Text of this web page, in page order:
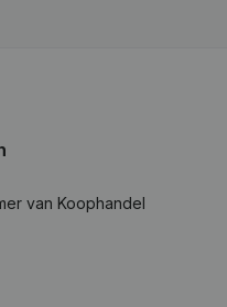
van Koophandel